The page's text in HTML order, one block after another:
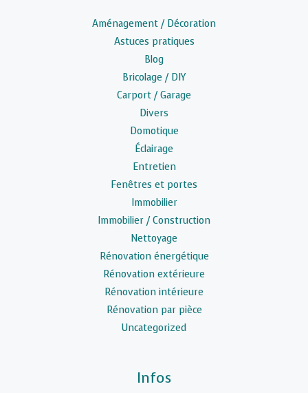
Aménagement / Décoration
Astuces pratiques
Blog
Bricolage / DIY
Carport / Garage
Divers
Domotique
Éclairage
Entretien
Fenêtres et portes
Immobilier
Immobilier / Construction
Nettoyage
Rénovation énergétique
Rénovation extérieure
Rénovation intérieure
Rénovation par pièce
Uncategorized
Infos